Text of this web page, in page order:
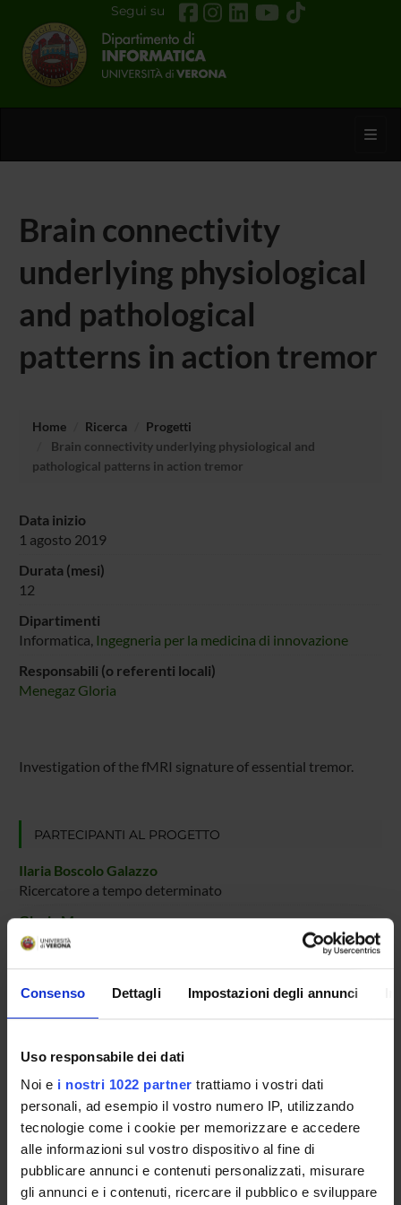
Consenso Dettagli Impostazioni degli annunci
Uso responsabile dei dati
Noi e i nostri 1022 partner trattiamo i vostri dati
personali, ad esempio il vostro numero IP, utilizzando
tecnologie come i cookie per memorizzare e accedere
alle informazioni sul vostro dispositivo al fine di
pubblicare annunci e contenuti personalizzati, misurare
gli annunci e i contenuti, ricercare il pubblico e sviluppare
Segui su
Brain connectivity
underlying physiological
and pathological
patterns in action tremor
Home Ricerca
Progetti
Brain connectivity underlying physiological and
pathological patterns in action tremor
Data inizio
1 agosto 2019
Durata (mesi)
12
Dipartimenti
Informatica, Ingegneria per la medicina di innovazione
Responsabili (o referenti locali)
Menegaz Gloria
Investigation of the fMRI signature of essential tremor.
PARTECIPANTI AL PROGETTO
Ilaria Boscolo Galazzo
Ricercatore a tempo determinato
Gloria Menegaz
Professore ordinario
Professore associato
Intelligenza Artificiale
Artificial intelligence